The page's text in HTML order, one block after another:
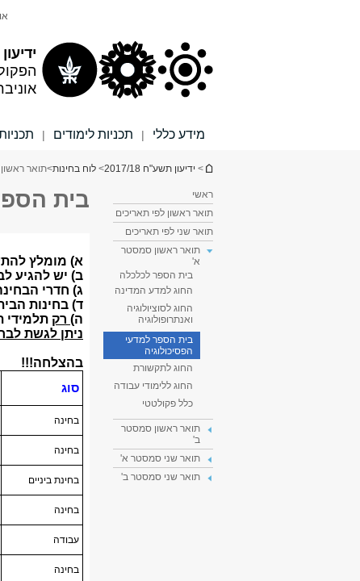
ידיעון 2017/18
מידע כללי | תכניות לימודים |
הינך נמצא כאן
> ידיעון תשע"ח 2017/18 > לוח בחינות>תואר
ראשי
תואר ראשון לפי תאריכים
תואר שני לפי תאריכים
תואר ראשון סמסטר
א'
בית הספר לכלכלה
החוג למדע המדינה
החוג לסוציולוגיה
ואנתרופולוגיה
בית הספר למדעי
הפסיכולוגיה
החוג לתקשורת
החוג ללימודי עבודה
כלל פקולטטי
תואר ראשון סמסטר
ב'
תואר שני סמסטר א'
תואר שני סמסטר ב'
בית